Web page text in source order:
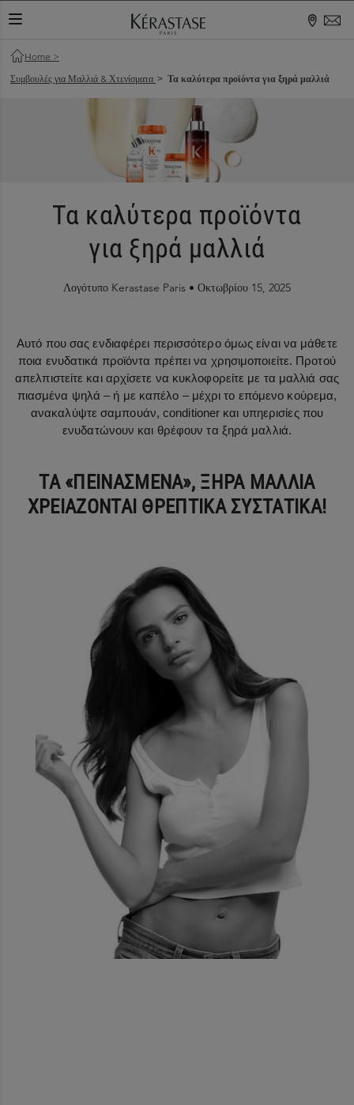
ΕΝΑΛΛΑΓΉ ΠΕΡΙΉΓΗΣΗΣ
Home >
Συμβουλές για Μαλλιά & Χτενίσματα > Τα καλύτερα προϊόντα για ξηρά μαλλιά
Τα καλύτερα προϊόντα
για ξηρά μαλλιά
Λογότυπο Kerastase Paris • Οκτωβρίου 15, 2025
Αυτό που σας ενδιαφέρει περισσότερο όμως είναι να μάθετε
ποια ενυδατικά προϊόντα πρέπει να χρησιμοποιείτε. Προτού
απελπιστείτε και αρχίσετε να κυκλοφορείτε με τα μαλλιά σας
πιασμένα ψηλά – ή με καπέλο – μέχρι το επόμενο κούρεμα,
ανακαλύψτε σαμπουάν, conditioner και υπηερισίες που
ενυδατώνουν και θρέφουν τα ξηρά μαλλιά.
ΤΑ «ΠΕΙΝΑΣΜΕΝΑ», ΞΗΡΑ ΜΑΛΛΙΑ
ΧΡΕΙΑΖΟΝΤΑΙ ΘΡΕΠΤΙΚΑ ΣΥΣΤΑΤΙΚΑ!